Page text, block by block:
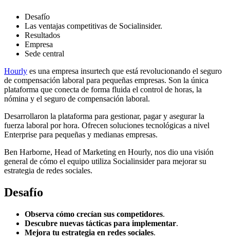
Desafío
Las ventajas competitivas de Socialinsider.
Resultados
Empresa
Sede central
Hourly es una empresa insurtech que está revolucionando el seguro
de compensación laboral para pequeñas empresas. Son la única
plataforma que conecta de forma fluida el control de horas, la
nómina y el seguro de compensación laboral.
Desarrollaron la plataforma para gestionar, pagar y asegurar la
fuerza laboral por hora. Ofrecen soluciones tecnológicas a nivel
Enterprise para pequeñas y medianas empresas.
Ben Harborne, Head of Marketing en Hourly, nos dio una visión
general de cómo el equipo utiliza Socialinsider para mejorar su
estrategia de redes sociales.
Desafío
Observa cómo crecían sus competidores.
Descubre nuevas tácticas para implementar.
Mejora tu estrategia en redes sociales.